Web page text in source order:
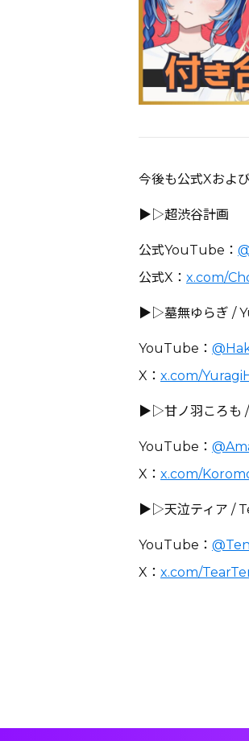
今後も公式Xおよ
▶︎▷超渋谷計画
公式YouTube：
公式X： x.com/
▶︎▷墓無ゆらぎ /
YouTube：
X： x.com/
▶︎▷甘ノ羽ころも
YouTube：
X： x.com/
▶︎▷天泣ティア /
YouTube：
X： x.com/